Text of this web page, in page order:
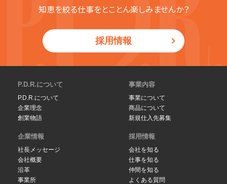
知恵を絞る仕事をとことん楽しみませんか？
採用情報
P.D.R.について
P.D.R.について
企業理念
創業物語
事業内容
事業について
商品について
新規仕入先募集
企業情報
社長メッセージ
会社概要
沿革
事業所
採用情報
会社を知る
仕事を知る
仲間を知る
よくある質問